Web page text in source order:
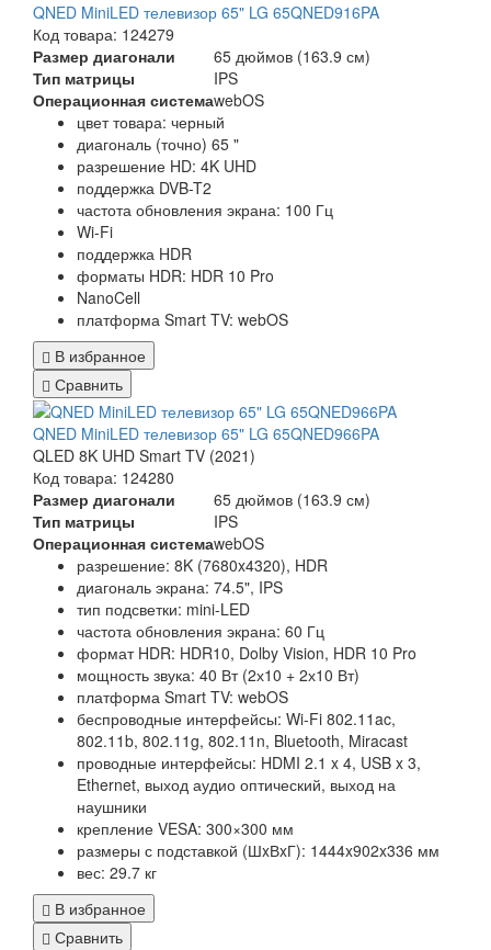
QNED MiniLED телевизор 65" LG 65QNED916PA
Код товара: 124279
Размер диагонали
65 дюймов (163.9 см)
Тип матрицы
IPS
Операционная системаwebOS
цвет товара: черный
диагональ (точно) 65 "
разрешение HD: 4K UHD
поддержка DVB-T2
частота обновления экрана: 100 Гц
Wi-Fi
поддержка HDR
форматы HDR: HDR 10 Pro
NanoCell
платформа Smart TV: webOS
В избранное
Сравнить
QNED MiniLED телевизор 65" LG 65QNED966PA
QLED 8K UHD Smart TV (2021)
Код товара: 124280
Размер диагонали
65 дюймов (163.9 см)
Тип матрицы
IPS
Операционная системаwebOS
разрешение: 8K (7680x4320), HDR
диагональ экрана: 74.5", IPS
тип подсветки: mini-LED
частота обновления экрана: 60 Гц
формат HDR: HDR10, Dolby Vision, HDR 10 Pro
мощность звука: 40 Вт (2х10 + 2х10 Вт)
платформа Smart TV: webOS
беспроводные интерфейсы: Wi-Fi 802.11ac,
802.11b, 802.11g, 802.11n, Bluetooth, Miracast
проводные интерфейсы: HDMI 2.1 x 4, USB x 3,
Ethernet, выход аудио оптический, выход на
наушники
крепление VESA: 300×300 мм
размеры с подставкой (ШxВxГ): 1444x902x336 мм
вес: 29.7 кг
В избранное
Сравнить